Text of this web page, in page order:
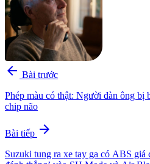
arrow_back Bài trước
Phép màu có thật: Người đàn ông bị
chip não
Bài tiếp arrow_forward
Suzuki tung ra xe tay ga có ABS